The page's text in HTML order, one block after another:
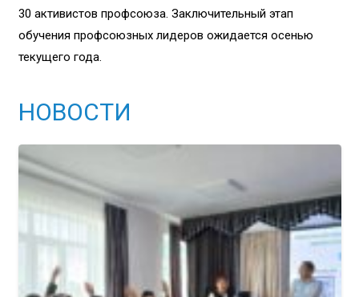
30 активистов профсоюза. Заключительный этап
обучения профсоюзных лидеров ожидается осенью
текущего года.
НОВОСТИ